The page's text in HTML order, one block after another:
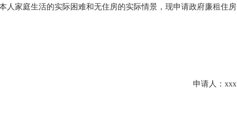
人家庭生活的实际困难和无住房的实际情景，现申请政府廉租住房
申请人：xxx